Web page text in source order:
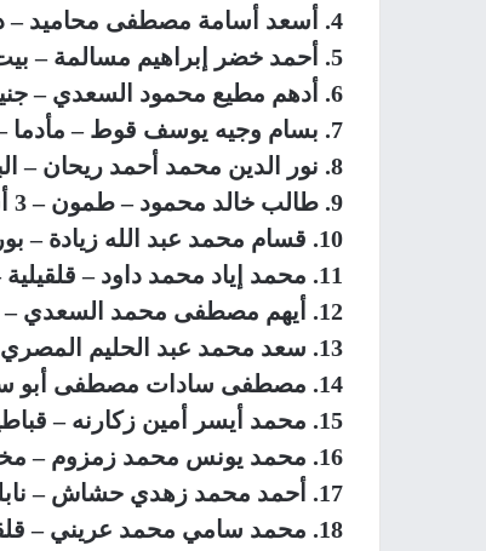
4. أسعد أسامة مصطفى محاميد – دير غصون – 4 أشهر
5. أحمد خضر إبراهيم مسالمة – بيت لحم – 4 أشهر
6. أدهم مطيع محمود السعدي – جنين – 4 أشهر
7. بسام وجيه يوسف قوط – مأدما – 6 أشهر
8. نور الدين محمد أحمد ريحان – البيرة – 6 أشهر
9. طالب خالد محمود – طمون – 3 أشهر
10. قسام محمد عبد الله زيادة – بورين – 6 أشهر
11. محمد إياد محمد داود – قلقيلية – 4 أشهر
12. أيهم مصطفى محمد السعدي – جنين – 4 أشهر
13. سعد محمد عبد الحليم المصري – كفر اللبد – 4 أشهر
14. مصطفى سادات مصطفى أبو سمرة – الجديدة – 6 أشهر
15. محمد أيسر أمين زكارنه – قباطية – 4 أشهر
16. محمد يونس محمد زمزوم – مخيم عسكر – 4 أشهر
17. أحمد محمد زهدي حشاش – نابلس – 4 أشهر
18. محمد سامي محمد عريني – قلقيلية – 4 أشهر